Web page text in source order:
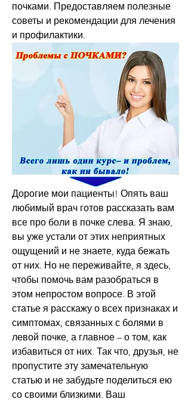
почками. Предоставляем полезные
советы и рекомендации для лечения
и профилактики.
Дорогие мои пациенты! Опять ваш
любимый врач готов рассказать вам
все про боли в почке слева. Я знаю,
вы уже устали от этих неприятных
ощущений и не знаете, куда бежать
от них. Но не переживайте, я здесь,
чтобы помочь вам разобраться в
этом непростом вопросе. В этой
статье я расскажу о всех признаках и
симптомах, связанных с болями в
левой почке, а главное – о том, как
избавиться от них. Так что, друзья, не
пропустите эту замечательную
статью и не забудьте поделиться ею
со своими близкими. Ваш